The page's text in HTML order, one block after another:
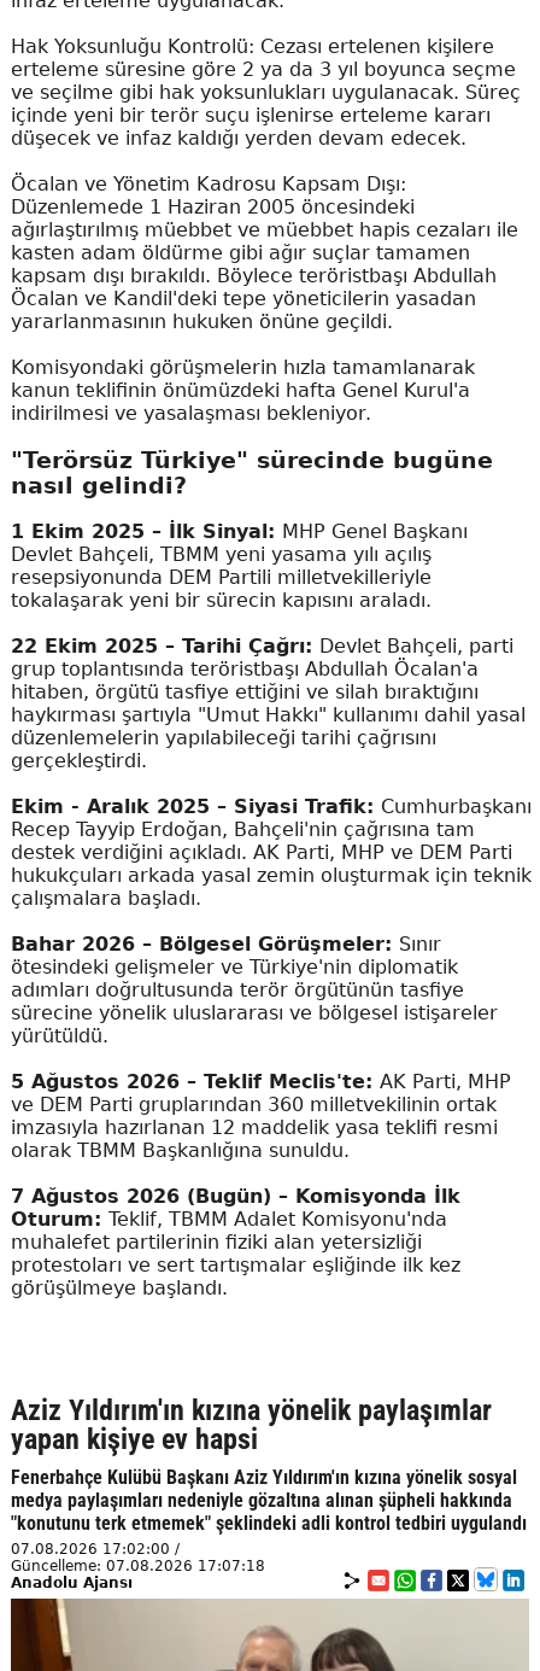
Hak Yoksunluğu Kontrolü: Cezası ertelenen kişilere
erteleme süresine göre 2 ya da 3 yıl boyunca seçme
ve seçilme gibi hak yoksunlukları uygulanacak. Süreç
içinde yeni bir terör suçu işlenirse erteleme kararı
düşecek ve infaz kaldığı yerden devam edecek.
Öcalan ve Yönetim Kadrosu Kapsam Dışı:
Düzenlemede 1 Haziran 2005 öncesindeki
ağırlaştırılmış müebbet ve müebbet hapis cezaları ile
kasten adam öldürme gibi ağır suçlar tamamen
kapsam dışı bırakıldı. Böylece teröristbaşı Abdullah
Öcalan ve Kandil'deki tepe yöneticilerin yasadan
yararlanmasının hukuken önüne geçildi.
Komisyondaki görüşmelerin hızla tamamlanarak
kanun teklifinin önümüzdeki hafta Genel Kurul'a
indirilmesi ve yasalaşması bekleniyor.
"Terörsüz Türkiye" sürecinde bugüne
nasıl gelindi?
1 Ekim 2025 – İlk Sinyal: MHP Genel Başkanı
Devlet Bahçeli, TBMM yeni yasama yılı açılış
resepsiyonunda DEM Partili milletvekilleriyle
tokalaşarak yeni bir sürecin kapısını araladı.
22 Ekim 2025 – Tarihi Çağrı: Devlet Bahçeli, parti
grup toplantısında teröristbaşı Abdullah Öcalan'a
hitaben, örgütü tasfiye ettiğini ve silah bıraktığını
haykırması şartıyla "Umut Hakkı" kullanımı dahil yasal
düzenlemelerin yapılabileceği tarihi çağrısını
gerçekleştirdi.
Ekim - Aralık 2025 – Siyasi Trafik: Cumhurbaşkanı
Recep Tayyip Erdoğan, Bahçeli'nin çağrısına tam
destek verdiğini açıkladı. AK Parti, MHP ve DEM Parti
hukukçuları arkada yasal zemin oluşturmak için teknik
çalışmalara başladı.
Bahar 2026 – Bölgesel Görüşmeler: Sınır
ötesindeki gelişmeler ve Türkiye'nin diplomatik
adımları doğrultusunda terör örgütünün tasfiye
sürecine yönelik uluslararası ve bölgesel istişareler
yürütüldü.
5 Ağustos 2026 – Teklif Meclis'te: AK Parti, MHP
ve DEM Parti gruplarından 360 milletvekilinin ortak
imzasıyla hazırlanan 12 maddelik yasa teklifi resmi
olarak TBMM Başkanlığına sunuldu.
7 Ağustos 2026 (Bugün) – Komisyonda İlk
Oturum: Teklif, TBMM Adalet Komisyonu'nda
muhalefet partilerinin fiziki alan yetersizliği
protestoları ve sert tartışmalar eşliğinde ilk kez
görüşülmeye başlandı.
Aziz Yıldırım'ın kızına yönelik paylaşımlar
yapan kişiye ev hapsi
Fenerbahçe Kulübü Başkanı Aziz Yıldırım'ın kızına yönelik sosyal
medya paylaşımları nedeniyle gözaltına alınan şüpheli hakkında
"konutunu terk etmemek" şeklindeki adli kontrol tedbiri uygulandı
07.08.2026 17:02:00 /
Güncelleme: 07.08.2026 17:07:18
Anadolu Ajansı